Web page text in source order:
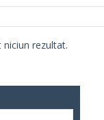
rezultat.